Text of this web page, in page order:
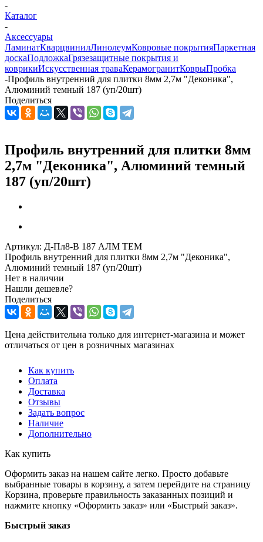
-
Каталог
-
Аксессуары
ЛаминатКварцвинилЛинолеумКовровые покрытияПаркетная
доскаПодложкаГрязезащитные покрытия и
коврикиИскусственная траваКерамогранитКоврыПробка
-Профиль внутренний для плитки 8мм 2,7м "Деконика",
Алюминий темный 187 (уп/20шт)
Поделиться
Профиль внутренний для плитки 8мм
2,7м "Деконика", Алюминий темный
187 (уп/20шт)
Артикул: Д-Пл8-В 187 АЛМ ТЕМ
Профиль внутренний для плитки 8мм 2,7м "Деконика",
Алюминий темный 187 (уп/20шт)
Нет в наличии
Нашли дешевле?
Поделиться
Цена действительна только для интернет-магазина и может
отличаться от цен в розничных магазинах
Как купить
Оплата
Доставка
Отзывы
Задать вопрос
Наличие
Дополнительно
Как купить
Оформить заказ на нашем сайте легко. Просто добавьте
выбранные товары в корзину, а затем перейдите на страницу
Корзина, проверьте правильность заказанных позиций и
нажмите кнопку «Оформить заказ» или «Быстрый заказ».
Быстрый заказ